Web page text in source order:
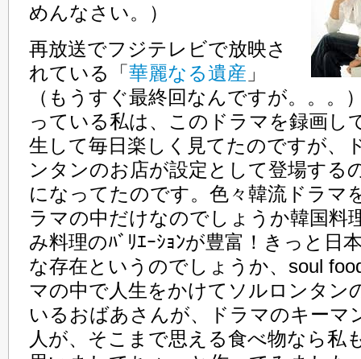
めんなさい。）
再放送でフジテレビで放映さ
れている「 華麗なる遺産 」
（もうすぐ最終回なんですが。。。
っている私は、このドラマを録画し
生して毎日楽しく見てたのですが、
ンタンのお店が設定として登場する
になってたのです。色々韓流ドラマ
ラマの中だけなのでしょうか韓国料
み料理のﾊﾞﾘｴｰｼｮﾝが豊富！きっと日
な存在というのでしょうか、soul
マの中で人生をかけてソルロンタン
いるおばあさんが、ドラマのキーマ
人が、そこまで思える食べ物なら私